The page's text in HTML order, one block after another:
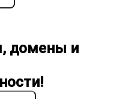
домены и